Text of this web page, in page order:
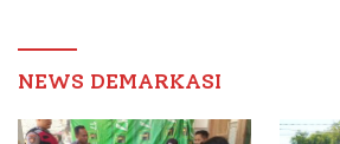
NEWS DEMARKASI